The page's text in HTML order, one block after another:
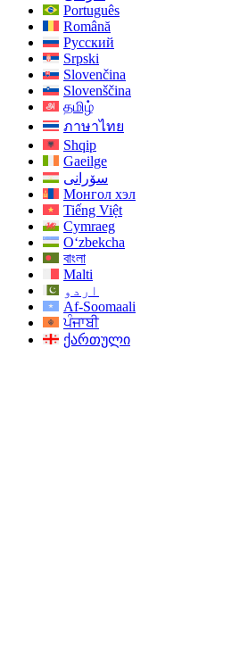
Português
Română
Русский
Srpski
Slovenčina
Slovenščina
தமிழ்
ภาษาไทย
Shqip
Gaeilge
سۆرانی
Монгол хэл
Tiếng Việt
Cymraeg
O‘zbekcha
বাংলা
Malti
اردو
Af-Soomaali
ਪੰਜਾਬੀ
ქართული